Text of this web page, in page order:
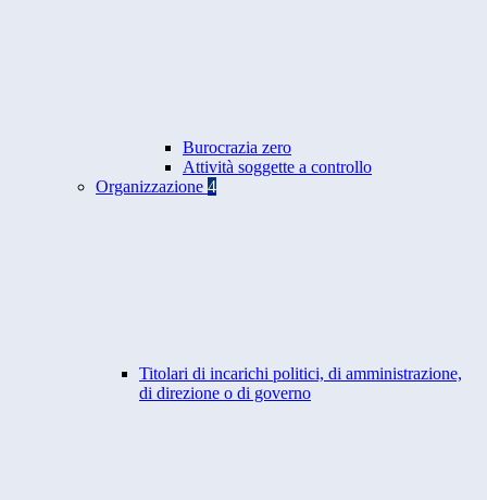
Burocrazia zero
Attività soggette a controllo
Organizzazione 4
Titolari di incarichi politici, di amministrazione,
di direzione o di governo